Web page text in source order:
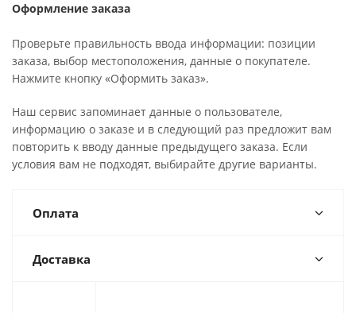
Оформление заказа
Проверьте правильность ввода информации: позиции
заказа, выбор местоположения, данные о покупателе.
Нажмите кнопку «Оформить заказ».
Наш сервис запоминает данные о пользователе,
информацию о заказе и в следующий раз предложит вам
повторить к вводу данные предыдущего заказа. Если
условия вам не подходят, выбирайте другие варианты.
Оплата
Доставка